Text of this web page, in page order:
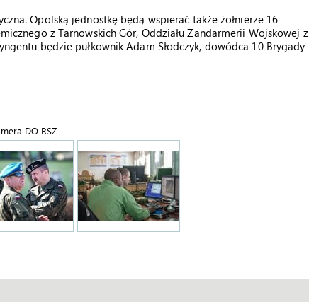
Opolską jednostkę będą wspierać także żołnierze 16
z Tarnowskich Gór, Oddziału Żandarmerii Wojskowej z
będzie pułkownik Adam Słodczyk, dowódca 10 Brygady
DO RSZ